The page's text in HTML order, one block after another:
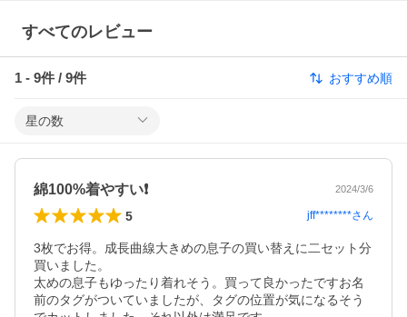
すべてのレビュー
1 - 9件 / 9件 おすすめ順
星の数
綿100%着やすい❗ 2024/3/6
5 jff********さん
3枚でお得。成長曲線大きめの息子の買い替えに二セット分
買いました。
太めの息子もゆったり着れそう。買って良かったですお名
前のタグがついていましたが、タグの位置が気になるそう